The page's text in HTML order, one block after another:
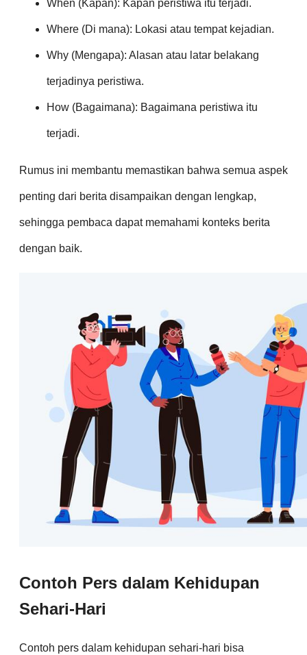
When (Kapan): Kapan peristiwa itu terjadi.
Where (Di mana): Lokasi atau tempat kejadian.
Why (Mengapa): Alasan atau latar belakang
terjadinya peristiwa.
How (Bagaimana): Bagaimana peristiwa itu
terjadi.
Rumus ini membantu memastikan bahwa semua aspek
penting dari berita disampaikan dengan lengkap,
sehingga pembaca dapat memahami konteks berita
dengan baik.
Contoh Pers dalam Kehidupan
Sehari-Hari
Contoh pers dalam kehidupan sehari-hari bisa